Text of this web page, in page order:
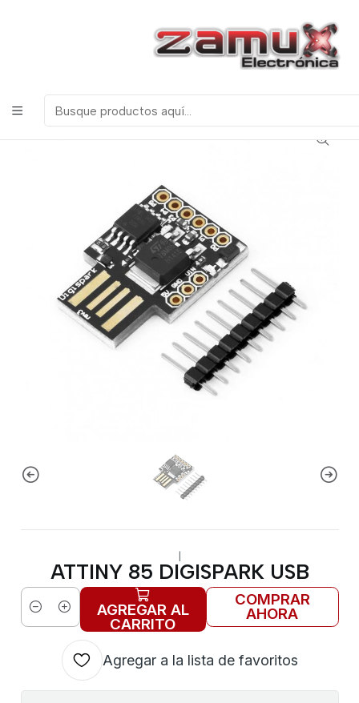
ELECTRONICOS, ROBOTICA & TECNOLOGIA
Productos Arduino
Módulos
ATTINY 85 DIGISPARK USB
|
ATTINY 85 DIGISPARK USB
Cantidad AGREGAR AL
CARRITO
COMPRAR
AHORA
Agregar a la lista de favoritos